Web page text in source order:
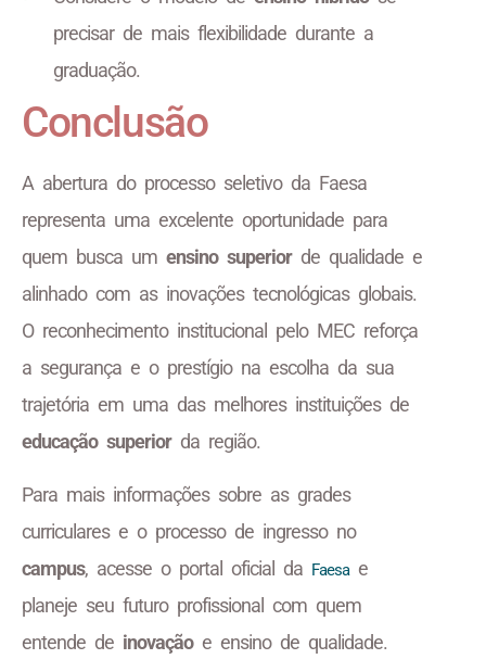
precisar de mais flexibilidade durante a
graduação.
Conclusão
A abertura do processo seletivo da Faesa
representa uma excelente oportunidade para
quem busca um ensino superiorde qualidade e
alinhado com as inovações tecnológicas globais.
O reconhecimento institucional pelo MEC reforça
a segurança e o prestígio na escolha da sua
trajetória em uma das melhores instituições de
educação superiorda região.
Para mais informações sobre as grades
curriculares e o processo de ingresso no
campus, acesse o portal oficial da Faesa e
planeje seu futuro profissional com quem
entende de inovaçãoe ensino de qualidade.